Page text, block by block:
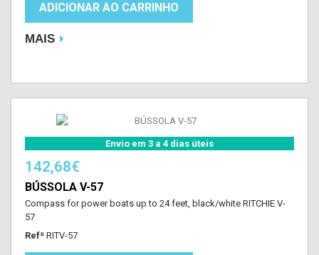
ADICIONAR AO CARRINHO
MAIS
Envio em 3 a 4 dias úteis
142,68€
BÚSSOLA V-57
Compass for power boats up to 24 feet, black/white RITCHIE V-
57
Refª RITV-57